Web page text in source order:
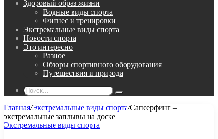
Здоровый образ жизни
Водные виды спорта
Фитнес и тренировки
Экстремальные виды спорта
Новости спорта
Это интересно
Разное
Обзоры спортивного оборудования
Путешествия и природа
Поиск...
Главная/Экстремальные виды спорта/Сапсерфинг –
экстремальные заплывы на доске
Экстремальные виды спорта